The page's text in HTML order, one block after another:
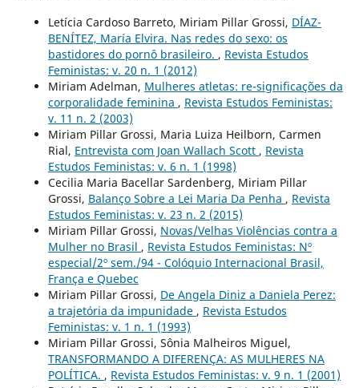
Letícia Cardoso Barreto, Miriam Pillar Grossi, DÍAZ-
BENÍTEZ, María Elvira. Nas redes do sexo: os
bastidores do pornô brasileiro. , Revista Estudos
Feministas: v. 20 n. 1 (2012)
Miriam Adelman, Mulheres atletas: re-significações da
corporalidade feminina , Revista Estudos Feministas:
v. 11 n. 2 (2003)
Miriam Pillar Grossi, Maria Luiza Heilborn, Carmen
Rial, Entrevista com Joan Wallach Scott , Revista
Estudos Feministas: v. 6 n. 1 (1998)
Cecilia Maria Bacellar Sardenberg, Miriam Pillar
Grossi, Balanço Sobre a Lei Maria Da Penha , Revista
Estudos Feministas: v. 23 n. 2 (2015)
Miriam Pillar Grossi, Novas/Velhas Violências contra a
Mulher no Brasil , Revista Estudos Feministas: Nº
especial/2º sem./94 - Colóquio Internacional Brasil,
França e Quebec
Miriam Pillar Grossi, De Angela Diniz a Daniela Perez:
a trajetória da impunidade , Revista Estudos
Feministas: v. 1 n. 1 (1993)
Miriam Pillar Grossi, Sônia Malheiros Miguel,
TRANSFORMANDO A DIFERENÇA: AS MULHERES NA
POLÍTICA. , Revista Estudos Feministas: v. 9 n. 1 (2001)